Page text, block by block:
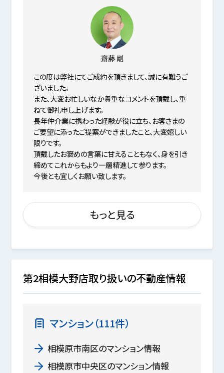
齋藤 剛
この度は弊社にてご成約を頂きまして、誠に有難うご
ざいました。
また、大変お忙しいなか貴重なコメントを頂戴し、重
ねて御礼申し上げます。
長年仲介業に携わった経験が役に立ち、お客さまの
ご要望に添ったご提案ができましたこと、大変嬉しい
限りです。
頂戴したお褒めの言葉に甘えることもなく、身を引き
締めてこれからもより一層精進して参ります。
今後とも宜しくお願い致します。
もっと見る
第2相模大野店取り扱いの不動産情報
マンション（111件）
相模原市南区のマンション情報
相模原市中央区のマンション情報